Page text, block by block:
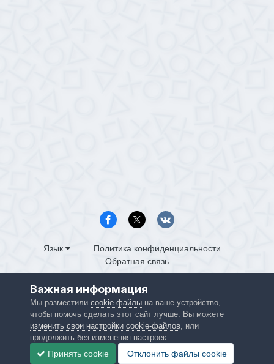
Язык
Политика конфиденциальности
Обратная связь
Powered by Invision Community
Важная информация
Мы разместили cookie-файлына ваше устройство,
чтобы помочь сделать этот сайт лучше. Вы можете
изменить свои настройки cookie-файлов, или
продолжить без изменения настроек.
Принять cookie Отклонить файлы сookie